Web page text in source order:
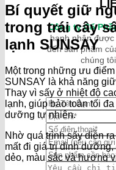
Công ty Cổ
hạnh nhận
đến sản phẩm
chúng
Bí quyết giữ
trong trái cây
lạnh SUNSAY
Một trong những ưu
SUNSAY là khả năng
Thay vì sấy ở nhiệt độ
lạnh, giúp bảo toàn tối
dưỡng tự nhiên.
Nhờ quá trình sấy diễn
mất đi giá trị dinh
dẻo, màu sắc và hương